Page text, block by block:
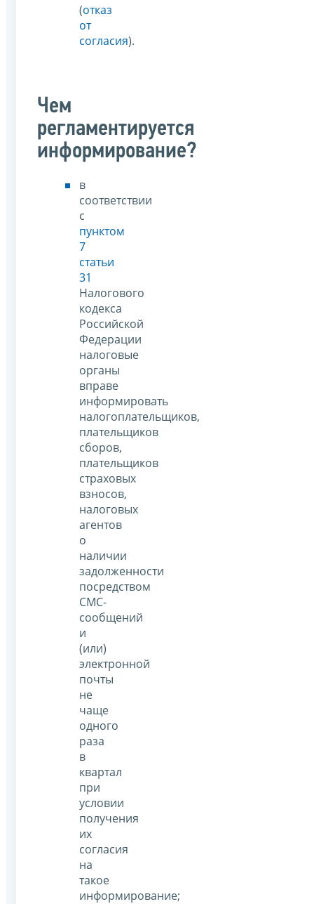
(отказ
от
согласия).
Чем
регламентируется
информирование?
в
соответствии
с
пунктом
7
статьи
31
Налогового
кодекса
Российской
Федерации
налоговые
органы
вправе
информировать
налогоплательщиков,
плательщиков
сборов,
плательщиков
страховых
взносов,
налоговых
агентов
о
наличии
задолженности
посредством
СМС-
сообщений
и
(или)
электронной
почты
не
чаще
одного
раза
в
квартал
при
условии
получения
их
согласия
на
такое
информирование;